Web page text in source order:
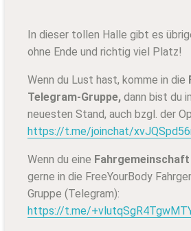
In dieser tollen Halle gibt es
ohne Ende und richtig viel Platz!
Wenn du Lust hast, komme in die
Telegram-Gruppe,dann bist du
neuesten Stand, auch bzgl. der
https://t.me/joinchat/
Wenn du eine Fahrgemeinschaft
gerne in die FreeYourBody
Gruppe (Telegram):
https://t.me/